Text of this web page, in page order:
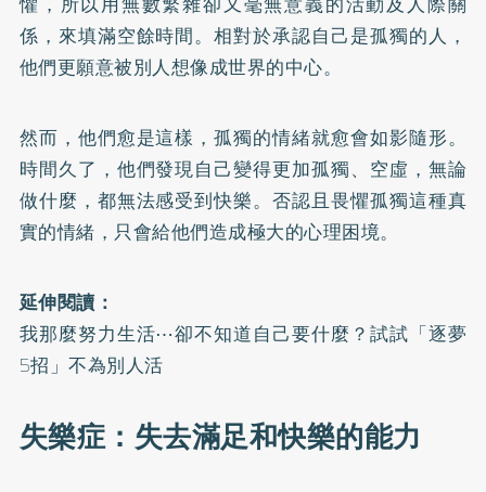
係，來填滿空餘時間。相對於承認自己是孤獨的人，
他們更願意被別人想像成世界的中心。
然而，他們愈是這樣，孤獨的情緒就愈會如影隨形。
時間久了，他們發現自己變得更加孤獨、空虛，無論
做什麼，都無法感受到快樂。否認且畏懼孤獨這種真
實的情緒，只會給他們造成極大的心理困境。
延伸閱讀：
我那麼努力生活⋯卻不知道自己要什麼？試試「逐夢
5招」不為別人活
失樂症：失去滿足和快樂的能力